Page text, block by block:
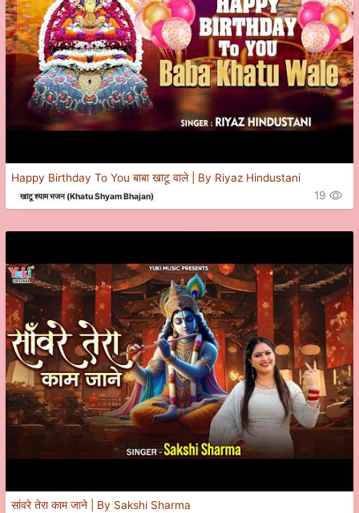
Happy Birthday To You बाबा खाटू वाले | By Riyaz Hindustani
खाटू श्याम भजन (Khatu Shyam Bhajan) 19
सांवरे तेरा काम जाने | By Sakshi Sharma